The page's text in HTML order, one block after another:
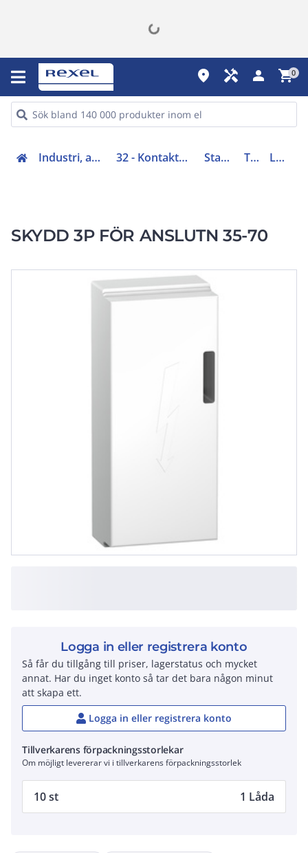
place handyman person shopping_cart0
Industri, automation (31-40, 45) 32 - Kontaktorer och startapparater Startapparater Tillbehör LA9ZX01413
SKYDD 3P FÖR ANSLUTN 35-70
Logga in eller registrera konto
Så får du tillgång till priser, lagerstatus och mycket
annat. Har du inget konto så tar det bara någon minut
att skapa ett.
Logga in eller registrera konto
Tillverkarens förpackningsstorlekar
Om möjligt levererar vi i tillverkarens förpackningsstorlek
10 st 1 Låda